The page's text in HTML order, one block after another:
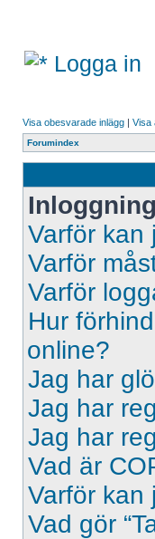
Logga in
Visa obesvarade inlägg | Visa
Forumindex
Varför kan
Varför
Varför
Hur
online?
Jag har
Jag har
Jag har
Vad är
Varför kan
Vad gör